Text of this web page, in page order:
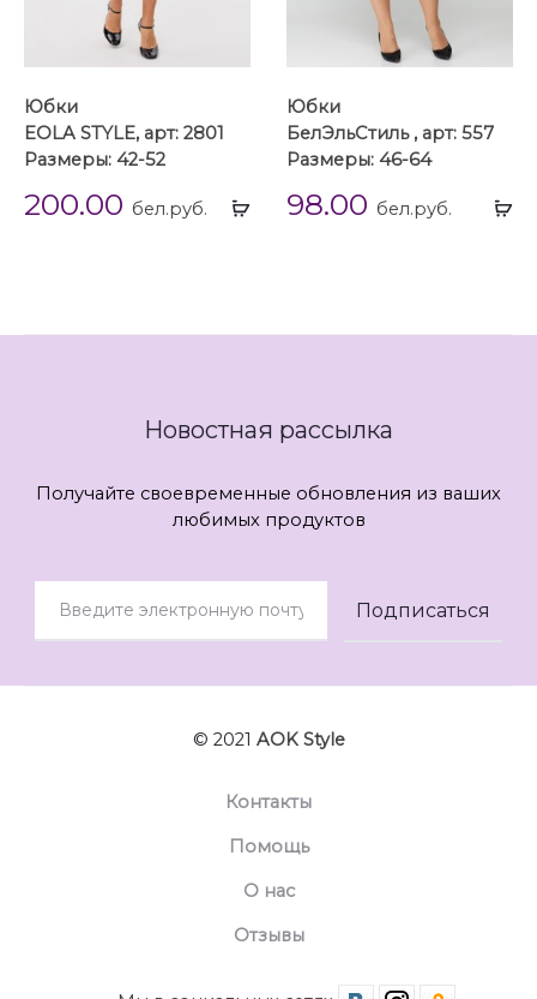
Выбрать
Юбки
EOLA STYLE, арт: 2801
Размеры: 42-52
200.00 бел.руб.
Юбки
БелЭльСтиль , арт: 557
Размеры: 46-64
98.00 бел.руб.
Новостная рассылка
Получайте своевременные обновления из ваших
любимых продуктов
© 2021 AOK Style
Контакты
Помощь
О нас
Отзывы